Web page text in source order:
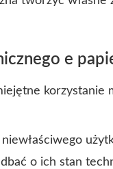
e
korzystanie
o ich stan